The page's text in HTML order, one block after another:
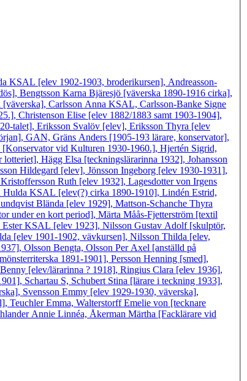
KSAL [elev 1902-1903, broderikursen], Andreasson-
Bengtsson Karna Bjäresjö [väverska 1890-1916 cirka],
Carlsson Anna KSAL, Carlsson-Banke Signe
Christenson Elise [elev 1882/1883 samt 1903-1904],
talet], Eriksson Svalöv [elev], Eriksson Thyra [elev
GAN, Gräns Anders [1905-193 lärare, konservator],
vid Kulturen 1930-1960.], Hjertén Sigrid,
Hägg Elsa [teckningslärarinna 1932], Johansson
Hildegard [elev], Jönsson Ingeborg [elev 1930-1931],
Ruth [elev 1932], Lagesdotter von Irgens
KSAL [elev(?) cirka 1890-1910], Lindén Estrid,
Blända [elev 1929], Mattson-Schanche Thyra
under en kort period], Märta Måås-Fjetterström [textil
KSAL [elev 1923], Nilsson Gustav Adolf [skulptör,
[elev 1901-1902, vävkursen], Nilsson Thilda [elev,
Olsson Bengta, Olsson Per Axel [anställd på
1891-1901], Persson Henning [smed],
[elev/lärarinna ? 1918], Ringius Clara [elev 1936],
Schartau S, Schubert Stina [lärare i teckning 1933],
Svensson Emmy [elev 1929-1930, väverska],
Teuchler Emma, Walterstorff Emelie von [tecknare
Annie Linnéa, Åkerman Märtha [Facklärare vid